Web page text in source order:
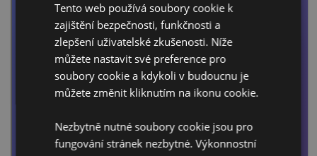
Tento web používá soubory cookie k
zajištění bezpečnosti, funkčnosti a
zlepšení uživatelské zkušenosti. Níže
můžete nastavit své preference pro
soubory cookie a kdykoli v budoucnu je
můžete změnit kliknutím na ikonu cookie.
Nezbytně nutné soubory cookie jsou pro
fungování stránek nezbytné. Výkonnostní